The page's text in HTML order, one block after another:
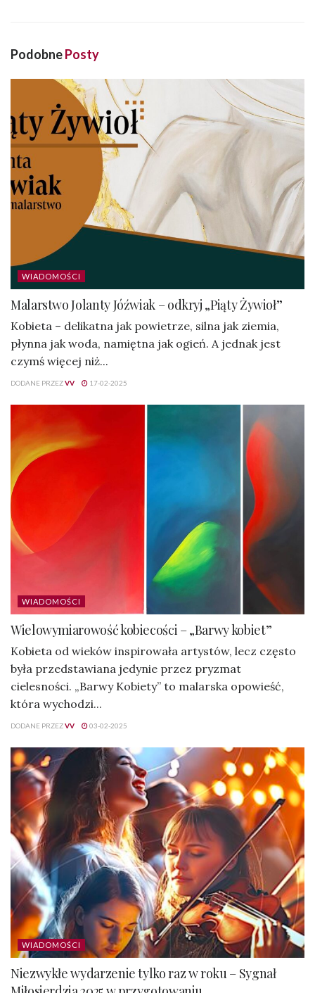
PodobnePosty
WIADOMOŚCI
Malarstwo Jolanty Jóźwiak – odkryj „Piąty Żywioł”
Kobieta – delikatna jak powietrze, silna jak ziemia,
płynna jak woda, namiętna jak ogień. A jednak jest
czymś więcej niż...
DODANE PRZEZVV 17-02-2025
WIADOMOŚCI
Wielowymiarowość kobiecości – „Barwy kobiet”
Kobieta od wieków inspirowała artystów, lecz często
była przedstawiana jedynie przez pryzmat
cielesności. „Barwy Kobiety” to malarska opowieść,
która wychodzi...
DODANE PRZEZVV 03-02-2025
WIADOMOŚCI
Niezwykłe wydarzenie tylko raz w roku – Sygnał